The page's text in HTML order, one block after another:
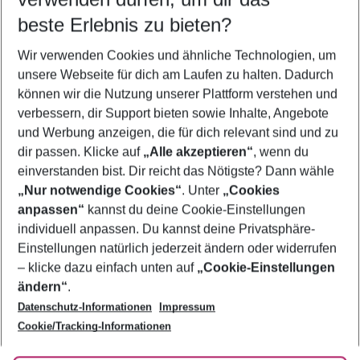
5-8 Nächte
2 Erwachsene Keine Kinder
Mehr Filter anzeigen
Footer
Footer navigation
Über uns
AGB
Bestpreisgarantie
Cookie-Einstellungen ändern
Cookie-Richtlinie
Agenturbetreuung
Barrierefreies Reisen
Folge uns
beste Erlebnis zu bieten?
Wir verwenden Cookies und ähnliche Technologien, um
unsere Webseite für dich am Laufen zu halten. Dadurch
können wir die Nutzung unserer Plattform verstehen und
verbessern, dir Support bieten sowie Inhalte, Angebote
und Werbung anzeigen, die für dich relevant sind und zu
dir passen. Klicke auf „Alle akzeptieren“, wenn du
einverstanden bist. Dir reicht das Nötigste? Dann wähle
„Nur notwendige Cookies“. Unter „Cookies
anpassen“ kannst du deine Cookie-Einstellungen
individuell anpassen. Du kannst deine Privatsphäre-
Einstellungen natürlich jederzeit ändern oder widerrufen
– klicke dazu einfach unten auf „Cookie-Einstellungen
ändern“.
Datenschutz-Informationen
Impressum
Cookie/Tracking-Informationen